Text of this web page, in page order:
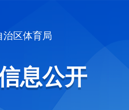
治区体育局
息公开